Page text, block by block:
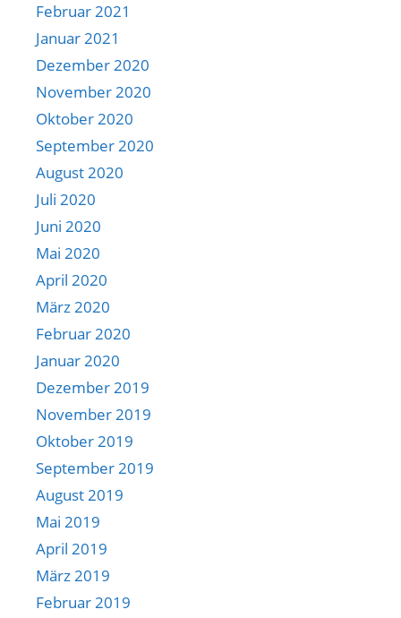
Februar 2021
Januar 2021
Dezember 2020
November 2020
Oktober 2020
September 2020
August 2020
Juli 2020
Juni 2020
Mai 2020
April 2020
März 2020
Februar 2020
Januar 2020
Dezember 2019
November 2019
Oktober 2019
September 2019
August 2019
Mai 2019
April 2019
März 2019
Februar 2019